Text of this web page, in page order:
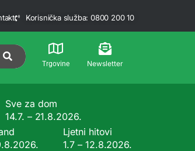
Korisnička služba: 0800 200 10
Trgovine Newsletter
Sve za dom
14.7. – 21.8.2026.
Ljetni hitovi
1.7 – 12.8.2026.